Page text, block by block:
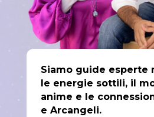
Siamo guide esperte
le energie sottili, il
anime e le
e Arcangeli.